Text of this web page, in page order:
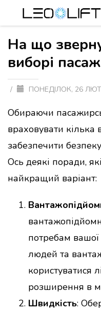
На що
виборі
/ ПОНЕДІЛОК, 26
Обираючи
враховувати
забезпечити
Ось деякі поради,
найкращий варіант:
потребам вашої
людей та
користуватися
розширення в
Швидкість: